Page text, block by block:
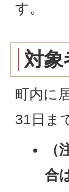
す。
対象
町内に
31日ま
合